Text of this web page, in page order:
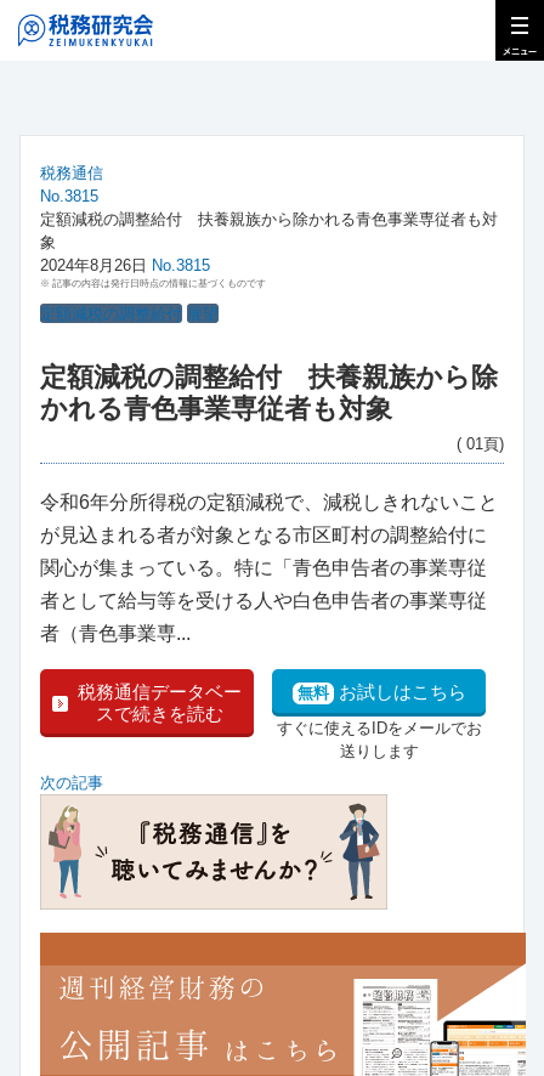
税務通信
No.3815
定額減税の調整給付 扶養親族から除かれる青色事業専従者も対
象
2024年8月26日 No.3815
※ 記事の内容は発行日時点の情報に基づくものです
定額減税の調整給付 展望
定額減税の調整給付 扶養親族から除
かれる青色事業専従者も対象
( 01頁)
令和6年分所得税の定額減税で、減税しきれないこと
が見込まれる者が対象となる市区町村の調整給付に
関心が集まっている。特に「青色申告者の事業専従
者として給与等を受ける人や白色申告者の事業専従
者（青色事業専...
税務通信データベー
スで続きを読む
無料 お試しはこちら
すぐに使えるIDをメールでお
送りします
次の記事